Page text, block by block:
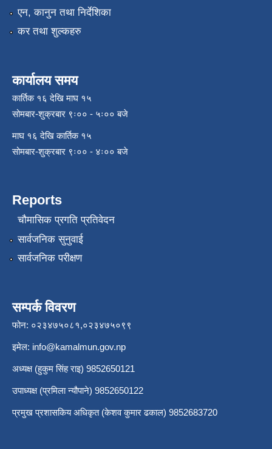
एन, कानुन तथा निर्देशिका
कर तथा शुल्कहरु
कार्यालय समय
कार्तिक १६ देखि माघ १५
सोमबार-शुक्रबार ९ः०० - ५ः०० बजे
माघ १६ देखि कार्तिक १५
सोमबार-शुक्रबार ९ः०० - ४ः०० बजे
Reports
चौमासिक प्रगति प्रतिवेदन
सार्वजनिक सुनुवाई
सार्वजनिक परीक्षण
सम्पर्क विवरण
फोन: ०२३४७५०८१,०२३४७५०९९
इमेल: info@kamalmun.gov.np
अध्यक्ष (हुकुम सिंह राइ) 9852650121
उपाध्यक्ष (प्रमिला न्यौपाने) 9852650122
प्रमुख प्रशासकिय अधिकृत (केशव कुमार ढकाल) 9852683720